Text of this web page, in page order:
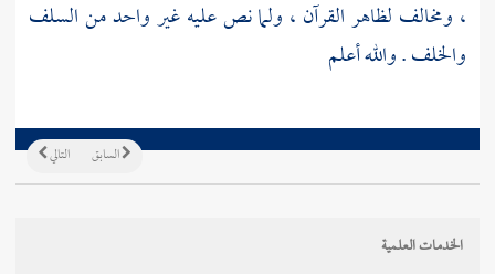
، ومخالف لظاهر القرآن ، ولما نص عليه غير واحد من السلف
والخلف . والله أعلم
التالي السابق
الخدمات العلمية